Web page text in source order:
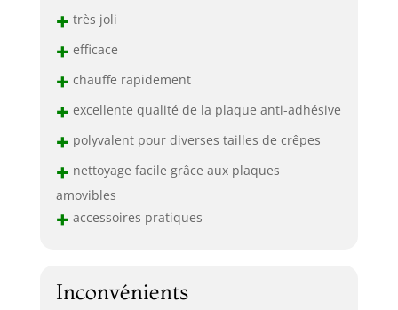
+ très joli
+ efficace
+ chauffe rapidement
+ excellente qualité de la plaque anti-adhésive
+ polyvalent pour diverses tailles de crêpes
+ nettoyage facile grâce aux plaques
amovibles
+ accessoires pratiques
Inconvénients